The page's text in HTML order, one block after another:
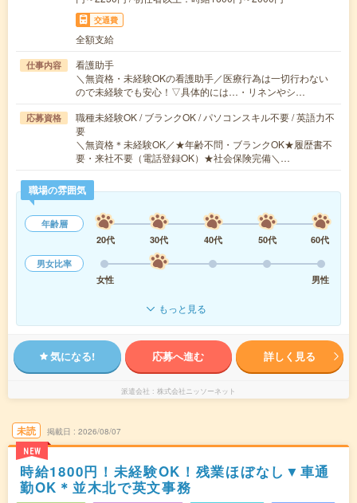
交通費
全額支給
仕事内容
看護助手
＼無資格・未経験OKの看護助手／医療行為は一切行わない
ので未経験でも安心！▽具体的には…・リネンやシ…
応募資格
職種未経験OK / ブランクOK / パソコンスキル不要 / 英語力不
要
＼無資格＊未経験OK／★年齢不問・ブランクOK★履歴書不
要・来社不要（電話登録OK）★社会保険完備＼…
職場の雰囲気
年齢層
20代
30代 40代 50代
60代
男女比率
女性
男性
もっと見る
気になる! 応募へ進む 詳しく見る
派遣会社 株式会社ニッソーネット
未読
NEW
掲載日 2026/08/07
時給1800円！未経験OK！残業ほぼなし▼車通
勤OK＊並木北で英文事務